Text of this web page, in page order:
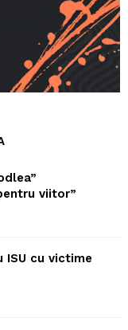
viitor”
ISU cu victime